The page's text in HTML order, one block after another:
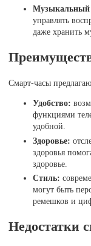
Музыкальный
управлять
даже хранить
Смарт-часы
Удобство:
функциями
удобной.
Здоровье:
здоровья
здоровье.
Стиль:
могут быть
ремешков и
Недостатки